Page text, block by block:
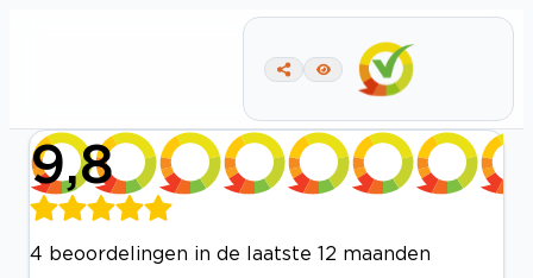
9,8
4 beoordelingen in de laatste 12 maanden